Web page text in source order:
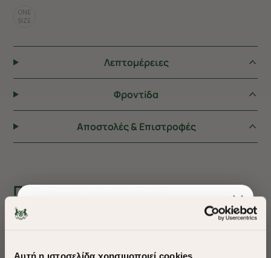
Αυτή η ιστοσελίδα χρησιμοποιεί cookies
ONE
SIZE
Λεπτομέρειες
Φροντiδα
Αποστολές & Επιστροφές
ΠΡΟΤΕΙΝΟΥΜΕ ΓΙΑ ΕΣΑΣ